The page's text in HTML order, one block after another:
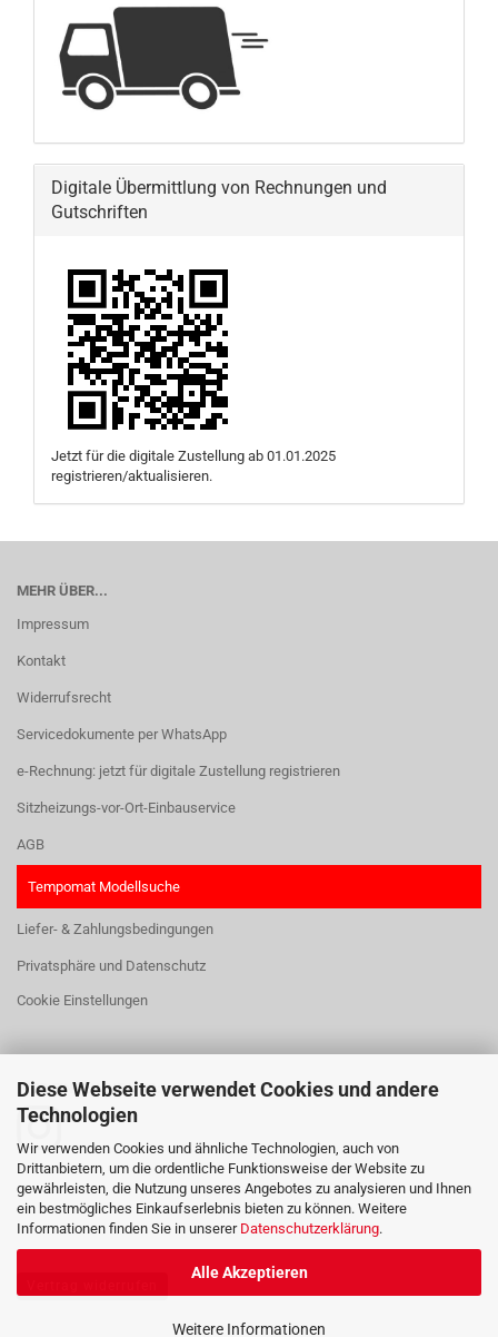
Diese Webseite verwendet Cookies und andere
Technologien
Wir verwenden Cookies und ähnliche Technologien, auch von
Drittanbietern, um die ordentliche Funktionsweise der Website zu
gewährleisten, die Nutzung unseres Angebotes zu analysieren und Ihnen
ein bestmögliches Einkaufserlebnis bieten zu können. Weitere
Informationen finden Sie in unserer Datenschutzerklärung.
Alle Akzeptieren
Weitere Informationen
Digitale Übermittlung von Rechnungen und
Gutschriften
Jetzt für die digitale Zustellung ab 01.01.2025
registrieren/aktualisieren.
MEHR ÜBER...
Impressum
Kontakt
Widerrufsrecht
Servicedokumente per WhatsApp
e-Rechnung: jetzt für digitale Zustellung registrieren
Sitzheizungs-vor-Ort-Einbauservice
AGB
Tempomat Modellsuche
Liefer- & Zahlungsbedingungen
Privatsphäre und Datenschutz
Cookie Einstellungen
HIER FINDEN SIE UNS: